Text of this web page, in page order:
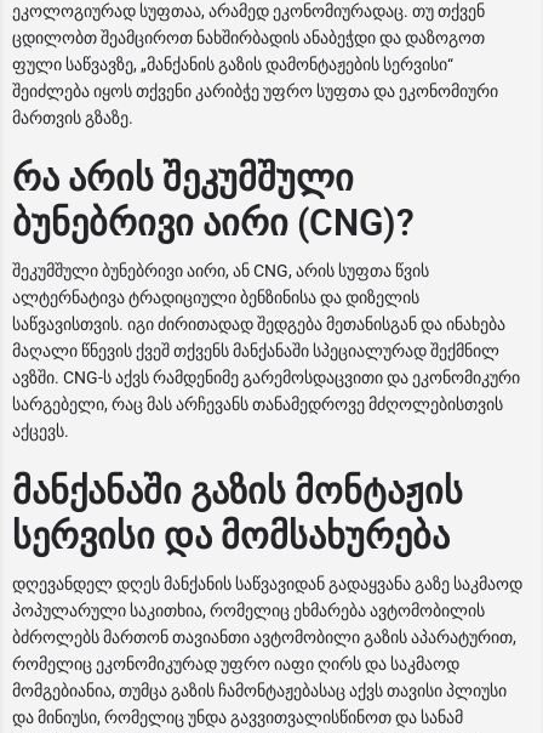
ეკოლოგიურად სუფთაა, არამედ ეკონომიურადაც. თუ თქვენ
ცდილობთ შეამციროთ ნახშირბადის ანაბეჭდი და დაზოგოთ
ფული საწვავზე, „მანქანის გაზის დამონტაჟების სერვისი“
შეიძლება იყოს თქვენი კარიბჭე უფრო სუფთა და ეკონომიური
მართვის გზაზე.
რა არის შეკუმშული
ბუნებრივი აირი (CNG)?
შეკუმშული ბუნებრივი აირი, ან CNG, არის სუფთა წვის
ალტერნატივა ტრადიციული ბენზინისა და დიზელის
საწვავისთვის. იგი ძირითადად შედგება მეთანისგან და ინახება
მაღალი წნევის ქვეშ თქვენს მანქანაში სპეციალურად შექმნილ
ავზში. CNG-ს აქვს რამდენიმე გარემოსდაცვითი და ეკონომიკური
სარგებელი, რაც მას არჩევანს თანამედროვე მძღოლებისთვის
აქცევს.
მანქანაში გაზის მონტაჟის
სერვისი და მომსახურება
დღევანდელ დღეს მანქანის საწვავიდან გადაყვანა გაზე საკმაოდ
პოპულარული საკითხია, რომელიც ეხმარება ავტომობილის
ბძროლებს მართონ თავიანთი ავტომობილი გაზის აპარატურით,
რომელიც ეკონომიკურად უფრო იაფი ღირს და საკმაოდ
მომგებიანია, თუმცა გაზის ჩამონტაჟებასაც აქვს თავისი პლიუსი
და მინიუსი, რომელიც უნდა გავვითვალისწინოთ და სანამ